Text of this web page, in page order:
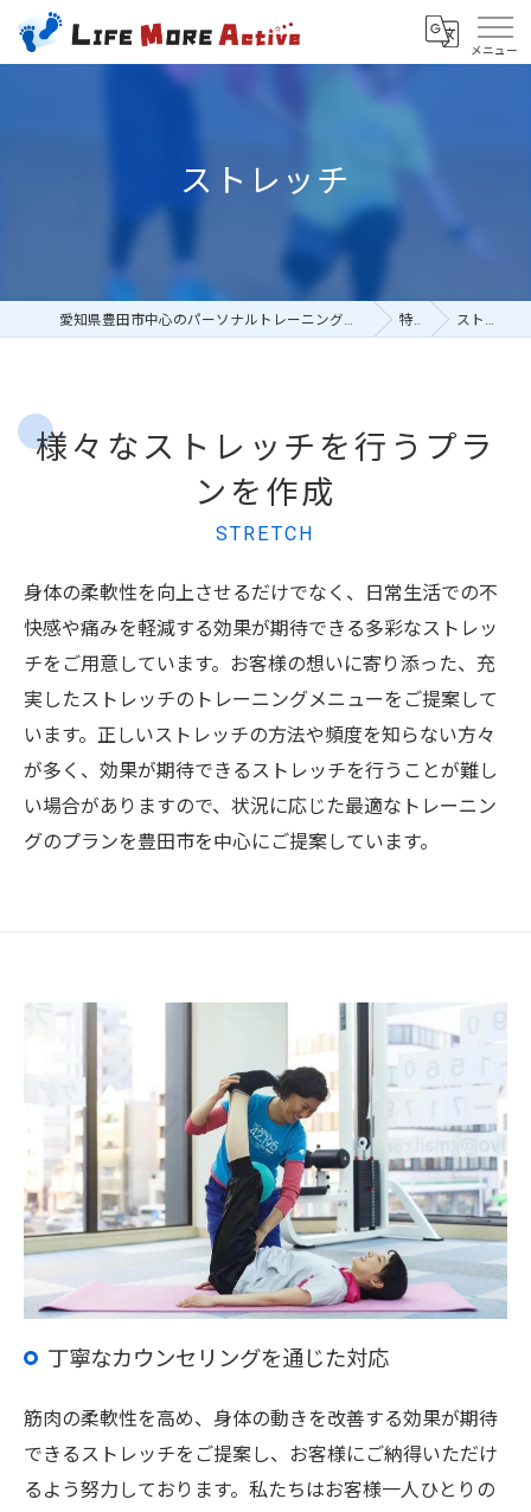
ストレッチ
愛知県豊田市中心のパーソナルトレーニングならLIFE MORE Active 特徴 ストレッチ
様々なストレッチを行うプラ
ンを作成
STRETCH
身体の柔軟性を向上させるだけでなく、日常生活での不
快感や痛みを軽減する効果が期待できる多彩なストレッ
チをご用意しています。お客様の想いに寄り添った、充
実したストレッチのトレーニングメニューをご提案して
います。正しいストレッチの方法や頻度を知らない方々
が多く、効果が期待できるストレッチを行うことが難し
い場合がありますので、状況に応じた最適なトレーニン
グのプランを豊田市を中心にご提案しています。
丁寧なカウンセリングを通じた対応
筋肉の柔軟性を高め、身体の動きを改善する効果が期待
できるストレッチをご提案し、お客様にご納得いただけ
るよう努力しております。私たちはお客様一人ひとりの